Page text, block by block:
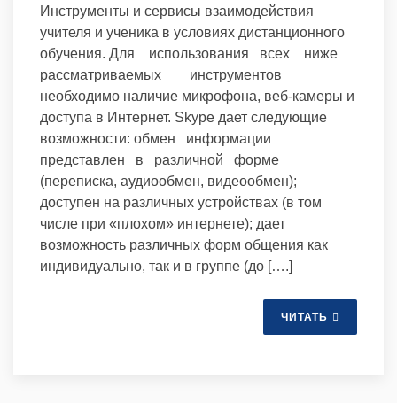
Инструменты и сервисы взаимодействия
учителя и ученика в условиях дистанционного
обучения. Для использования всех ниже
рассматриваемых инструментов
необходимо наличие микрофона, веб-камеры и
доступа в Интернет. Skype дает следующие
возможности: обмен информации
представлен в различной форме
(переписка, аудиообмен, видеообмен);
доступен на различных устройствах (в том
числе при «плохом» интернете); дает
возможность различных форм общения как
индивидуально, так и в группе (до [….]
ЧИТАТЬ